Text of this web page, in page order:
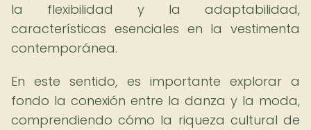
la flexibilidad y la adaptabilidad,
características esenciales en la vestimenta
contemporánea.
En este sentido, es importante explorar a
fondo la conexión entre la danza y la moda,
comprendiendo cómo la riqueza cultural de